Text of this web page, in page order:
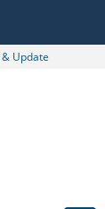
Update